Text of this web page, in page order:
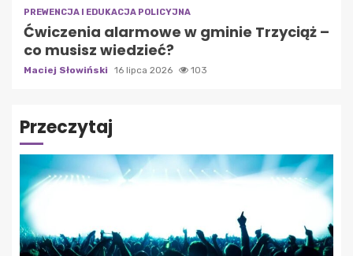
PREWENCJA I EDUKACJA POLICYJNA
Ćwiczenia alarmowe w gminie Trzyciąż –
co musisz wiedzieć?
Maciej Słowiński 16 lipca 2026 103
Przeczytaj